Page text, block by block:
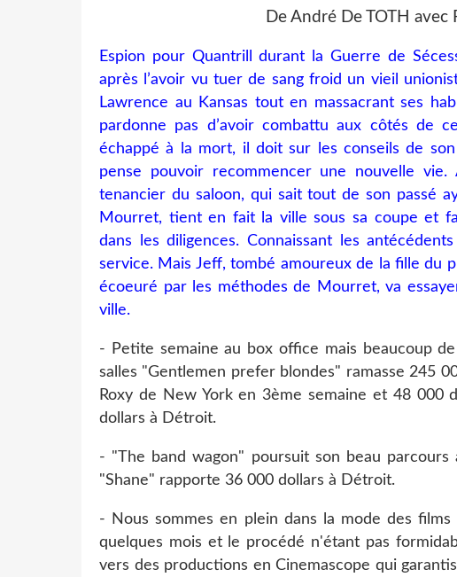
De André De TOTH avec
Espion pour Quantrill durant la Guerre de
après l’avoir vu tuer de sang froid un vieil
Lawrence au Kansas tout en massacrant ses
pardonne pas d’avoir combattu aux côtés de
échappé à la mort, il doit sur les conseils de
pense pouvoir recommencer une nouvelle
tenancier du saloon, qui sait tout de son passé
Mourret, tient en fait la ville sous sa coupe et
dans les diligences. Connaissant les
service. Mais Jeff, tombé amoureux de la fille du
écoeuré par les méthodes de Mourret, va
ville.
- Petite semaine au box office mais beaucoup
salles "Gentlemen prefer blondes" ramasse 245
Roxy de New York en 3ème semaine et 48 000
dollars à Détroit.
- "The band wagon" poursuit son beau
"Shane" rapporte 36 000 dollars à Détroit.
- Nous sommes en plein dans la mode des
quelques mois et le procédé n'étant pas
vers des productions en Cinemascope qui